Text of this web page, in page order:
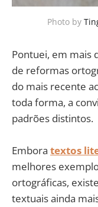
Photo by
Pontuei, em mais
de reformas
do mais recente
toda forma, a
padrões distintos.
Embora textos
melhores
ortográficas,
textuais ainda